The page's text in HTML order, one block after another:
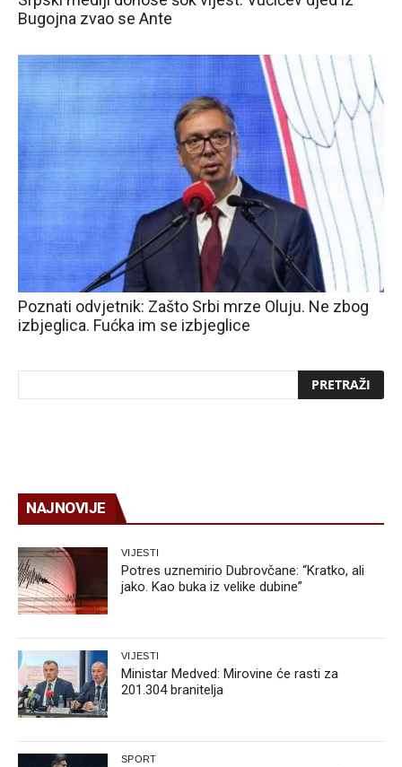
Bugojna zvao se Ante
Poznati odvjetnik: Zašto Srbi mrze Oluju. Ne zbog
izbjeglica. Fućka im se izbjeglice
NAJNOVIJE
VIJESTI
Potres uznemirio Dubrovčane: “Kratko, ali
jako. Kao buka iz velike dubine”
VIJESTI
Ministar Medved: Mirovine će rasti za
201.304 branitelja
SPORT